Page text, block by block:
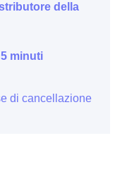
della
minuti
di cancellazione